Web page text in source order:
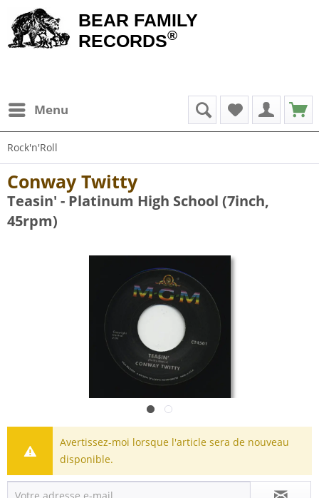
BEAR FAMILY
RECORDS®
Menu
Rock'n'Roll
Conway Twitty
Teasin' - Platinum High School (7inch,
45rpm)
Avertissez-moi lorsque l'article sera de nouveau
disponible.